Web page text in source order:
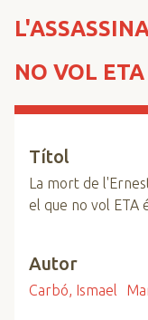
NO VOL ETA
Títol
La mort de
el que no vol ETA
Autor
Carbó, Ismael